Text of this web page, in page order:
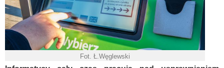
Fot. Ł.Węglewski